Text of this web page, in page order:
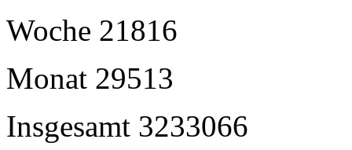
Woche 21816
Monat 29513
Insgesamt 3233066